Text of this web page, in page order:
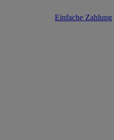
Einfache Zahlung